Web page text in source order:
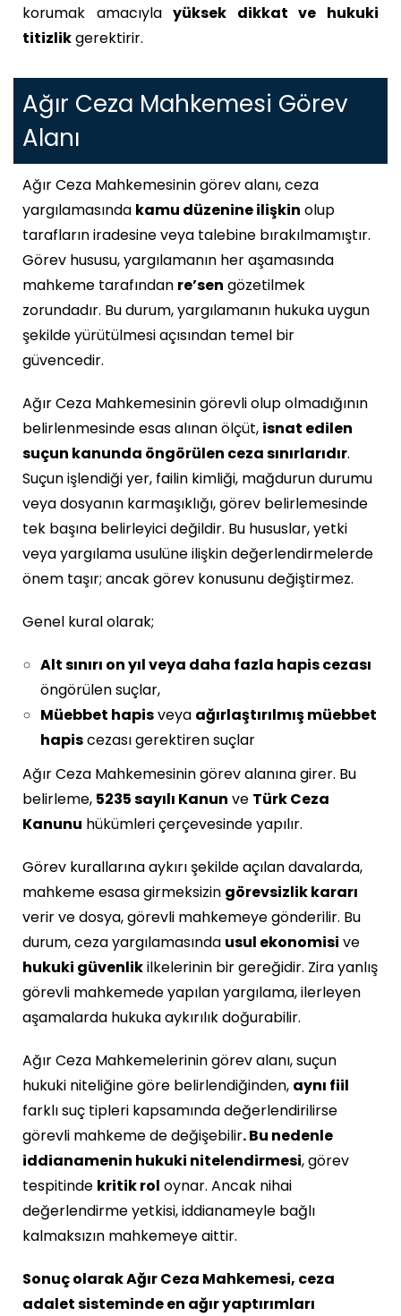
korumak amacıylayüksek dikkat ve hukuki
titizlikgerektirir.
Ağır Ceza Mahkemesi Görev
Alanı
Ağır Ceza Mahkemesinin görev alanı, ceza
yargılamasında kamu düzenine ilişkin olup
tarafların iradesine veya talebine bırakılmamıştır.
Görev hususu, yargılamanın her aşamasında
mahkeme tarafından re’sen gözetilmek
zorundadır. Bu durum, yargılamanın hukuka uygun
şekilde yürütülmesi açısından temel bir
güvencedir.
Ağır Ceza Mahkemesinin görevli olup olmadığının
belirlenmesinde esas alınan ölçüt, isnat edilen
suçun kanunda öngörülen ceza sınırlarıdır.
Suçun işlendiği yer, failin kimliği, mağdurun durumu
veya dosyanın karmaşıklığı, görev belirlemesinde
tek başına belirleyici değildir. Bu hususlar, yetki
veya yargılama usulüne ilişkin değerlendirmelerde
önem taşır; ancak görev konusunu değiştirmez.
Genel kural olarak;
Alt sınırı on yıl veya daha fazla hapis cezası
öngörülen suçlar,
Müebbet hapisveya ağırlaştırılmış müebbet
hapiscezası gerektiren suçlar
Ağır Ceza Mahkemesinin görev alanına girer. Bu
belirleme, 5235 sayılı Kanun ve Türk Ceza
Kanunu hükümleri çerçevesinde yapılır.
Görev kurallarına aykırı şekilde açılan davalarda,
mahkeme esasa girmeksizin görevsizlik kararı
verir ve dosya, görevli mahkemeye gönderilir. Bu
durum, ceza yargılamasında usul ekonomisi ve
hukuki güvenlikilkelerinin bir gereğidir. Zira yanlış
görevli mahkemede yapılan yargılama, ilerleyen
aşamalarda hukuka aykırılık doğurabilir.
Ağır Ceza Mahkemelerinin görev alanı, suçun
hukuki niteliğine göre belirlendiğinden, aynı fiil
farklı suç tipleri kapsamında değerlendirilirse
görevli mahkeme de değişebilir. Bu nedenle
iddianamenin hukuki nitelendirmesi, görev
tespitinde kritik rol oynar. Ancak nihai
değerlendirme yetkisi, iddianameyle bağlı
kalmaksızın mahkemeye aittir.
Sonuç olarak Ağır Ceza Mahkemesi, ceza
adalet sisteminde en ağır yaptırımları